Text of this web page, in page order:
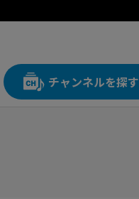
チャンネルを探す